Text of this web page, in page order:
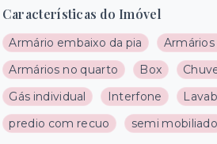
Características do Imóvel
Armário embaixo da pia Armários
Armários no quarto
Box
Gás individual
Interfone
predio com recuo
semi mobiliado